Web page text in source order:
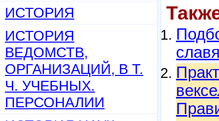
ИСТОРИЯ
ИСТОРИЯ
ВЕДОМСТВ,
ОРГАНИЗАЦИЙ, В Т.
Ч. УЧЕБНЫХ.
ПЕРСОНАЛИИ